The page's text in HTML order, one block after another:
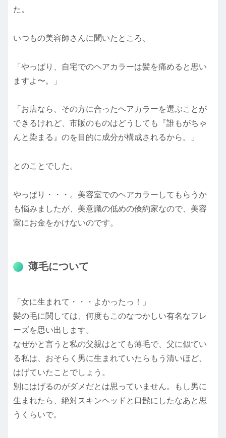
た。
いつもの美容師さんに聞いたところ、
「やっぱり、自宅でのヘアカラーは髪を痛めると思い
ますよ〜。」
「お店なら、その方に合ったヘアカラーを選ぶことが
できるけれど、市販のものはどうしても『誰もがちゃ
んと染まる』のを目的に成分が構成されるから。」
とのことでした。
やっぱり・・・。美容室でのヘアカラーしてもらうか
も悩みましたが、美意識の低めの倹約家なので、美容
室にお金をかけないのです。
薄毛について
「女に生まれて・・・よかったっ！」
髪の毛に関しては、何度もこのなつかしい有名なフレ
ーズを思い出します。
なぜかと言うと私の父親はとても薄毛で、父に似てい
る私は、おそらく男に生まれていたらもう清いほど、
はげていたことでしょう。
別にはげるのがダメだとは思っていません。もし男に
生まれたら、絶対スキンヘッドと口髭にしたなあと思
うくらいで。